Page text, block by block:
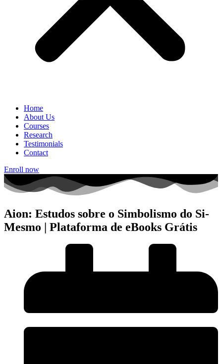
Home
About Us
Courses
Research
Testimonials
Contact
Enroll now
Aion: Estudos sobre o Simbolismo do Si-
Mesmo | Plataforma de eBooks Grátis